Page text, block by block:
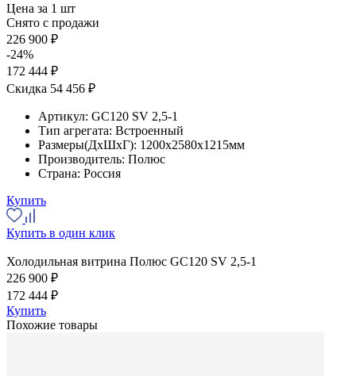
Цена за 1 шт
Снято с продажи
226 900 ₽
-24%
172 444 ₽
Скидка 54 456 ₽
Артикул: GC120 SV 2,5-1
Тип агрегата: Встроенный
Размеры(ДхШхГ): 1200x2580x1215мм
Производитель: Полюс
Страна: Россия
Купить
Купить в один клик
Холодильная витрина Полюс GC120 SV 2,5-1
226 900 ₽
172 444 ₽
Купить
Похожие товары